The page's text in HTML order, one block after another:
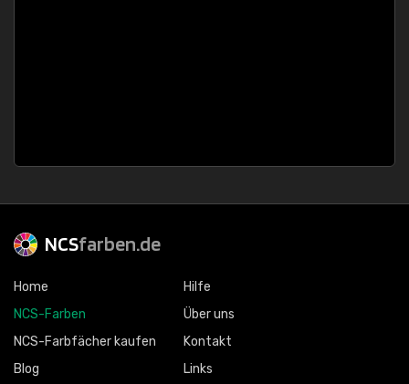
NCSfarben.de
Home
NCS-Farben
NCS-Farbfächer kaufen
Blog
Hilfe
Über uns
Kontakt
Links